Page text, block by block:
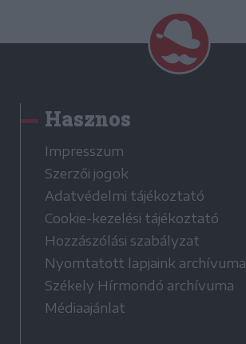
Hasznos
Impresszum
Szerzői jogok
Adatvédelmi tájékoztató
Cookie-kezelési tájékoztató
Hozzászólási szabályzat
Nyomtatott lapjaink archívuma
Székely Hírmondó archívuma
Médiaajánlat